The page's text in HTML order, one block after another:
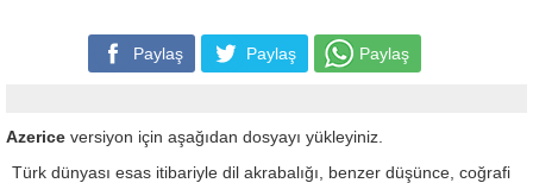
Paylaş Paylaş Paylaş
Azerice versiyon için aşağıdan dosyayı yükleyiniz.
Türk dünyası esas itibariyle dil akrabalığı, benzer düşünce, coğrafi